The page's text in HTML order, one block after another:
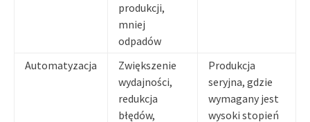
produkcji,
mniej
odpadów
Automatyzacja
Zwiększenie
wydajności,
redukcja
błędów,
Produkcja
seryjna, gdzie
wymagany jest
wysoki stopień